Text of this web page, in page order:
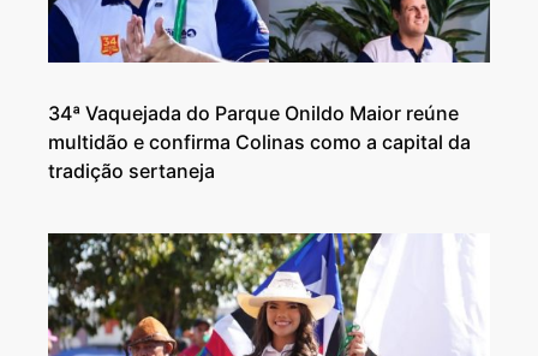
34ª Vaquejada do Parque Onildo Maior reúne
multidão e confirma Colinas como a capital da
tradição sertaneja